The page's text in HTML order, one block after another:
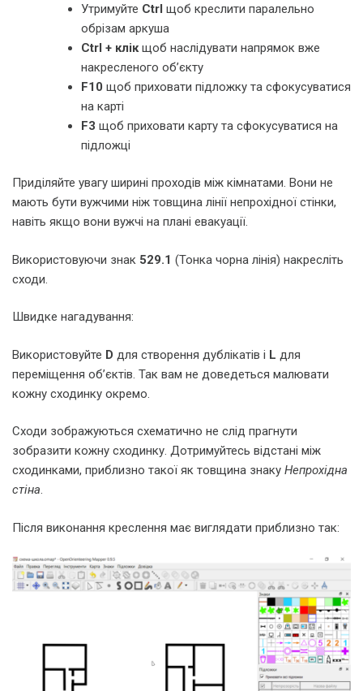
Утримуйте Ctrl щоб креслити паралельно
обрізам аркуша
Ctrl + клік щоб наслідувати напрямок вже
накресленого об’єкту
F10 щоб приховати підложку та сфокусуватися
на карті
F3 щоб приховати карту та сфокусуватися на
підложці
Приділяйте увагу ширині проходів між кімнатами. Вони не
мають бути вужчими ніж товщина лінії непрохідної стінки,
навіть якщо вони вужчі на плані евакуації.
Використовуючи знак 529.1 (Тонка чорна лінія) накресліть
сходи.
Швидке нагадування:
Використовуйте D для створення дублікатів і L для
переміщення об’єктів. Так вам не доведеться малювати
кожну сходинку окремо.
Сходи зображуються схематично не слід прагнути
зобразити кожну сходинку. Дотримуйтесь відстані між
сходинками, приблизно такої як товщина знаку Непрохідна
стіна.
Після виконання креслення має виглядати приблизно так: